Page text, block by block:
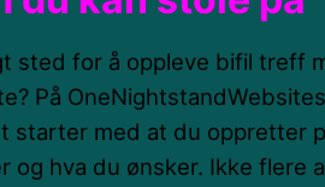
sted for å oppleve bifil treff
På
starter med at du oppretter
og hva du ønsker. Ikke flere